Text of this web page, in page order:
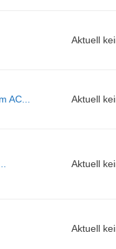
Aktuell
AC... Aktuell
Aktuell
Aktuell